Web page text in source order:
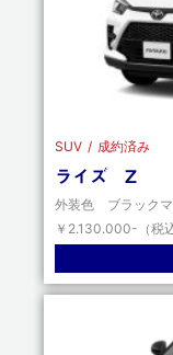
SUV 成約済み
ライズ Z
外装色 ブラックマ
￥2.130.000-（税